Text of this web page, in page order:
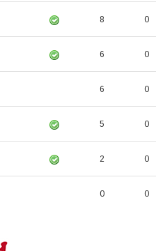
8 0
6 0
6 0
5 0
2 0
0 0